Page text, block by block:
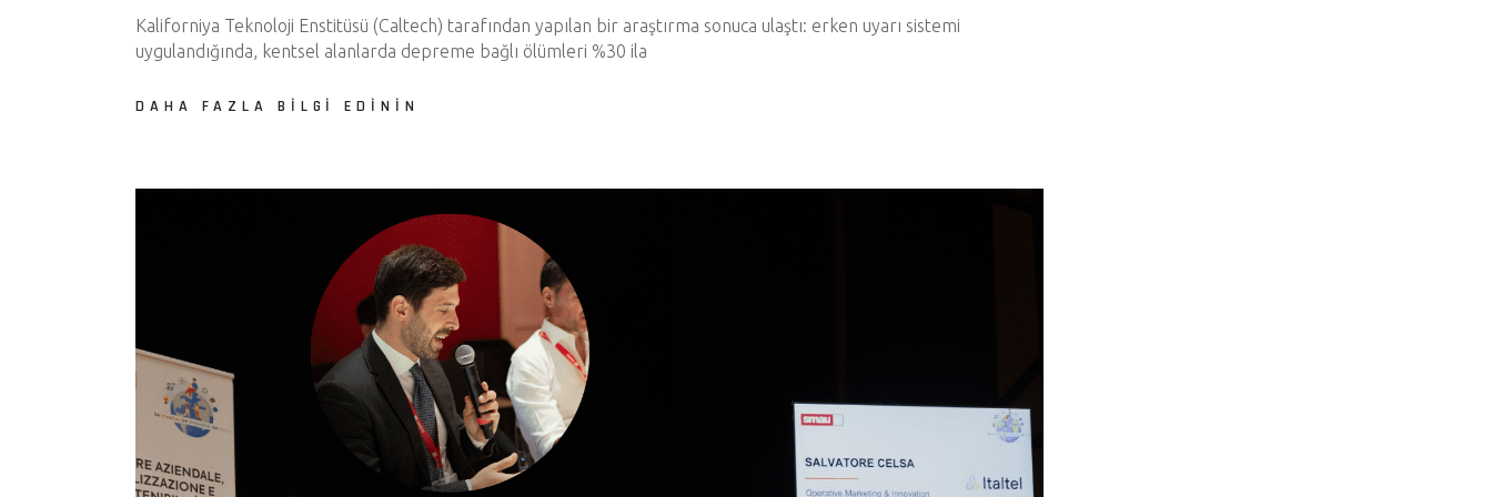
Kaliforniya Teknoloji Enstitüsü (Caltech) tarafından yapılan bir araştırma sonuca ulaştı: erken uyarı sistemi
uygulandığında, kentsel alanlarda depreme bağlı ölümleri %30 ila
DAHA FAZLA BILGI EDININ